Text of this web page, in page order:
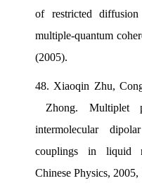
of restricted
multiple-quantum
(2005).
48. Xiaoqin Zhu,
Zhong. Multiplet
intermolecular
couplings in liquid
Chinese Physics,